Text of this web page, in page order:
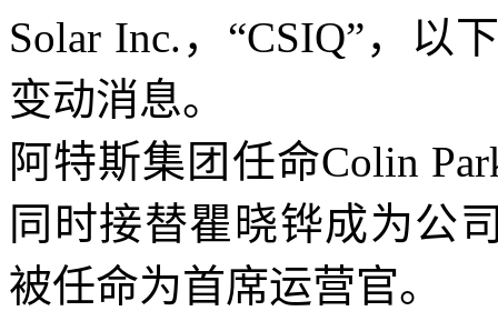
Solar Inc.，“CSIQ”，以
变动消息。
阿特斯集团任命Colin
同时接替瞿晓铧成为公
被任命为首席运营官。